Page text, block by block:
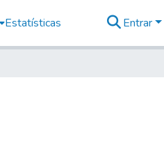
Estatísticas Entrar